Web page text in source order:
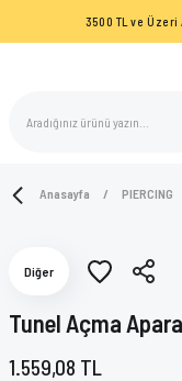
3500 TL ve
Anasayfa PIERCING
Diğer
Tunel Açma
1.559,08 TL